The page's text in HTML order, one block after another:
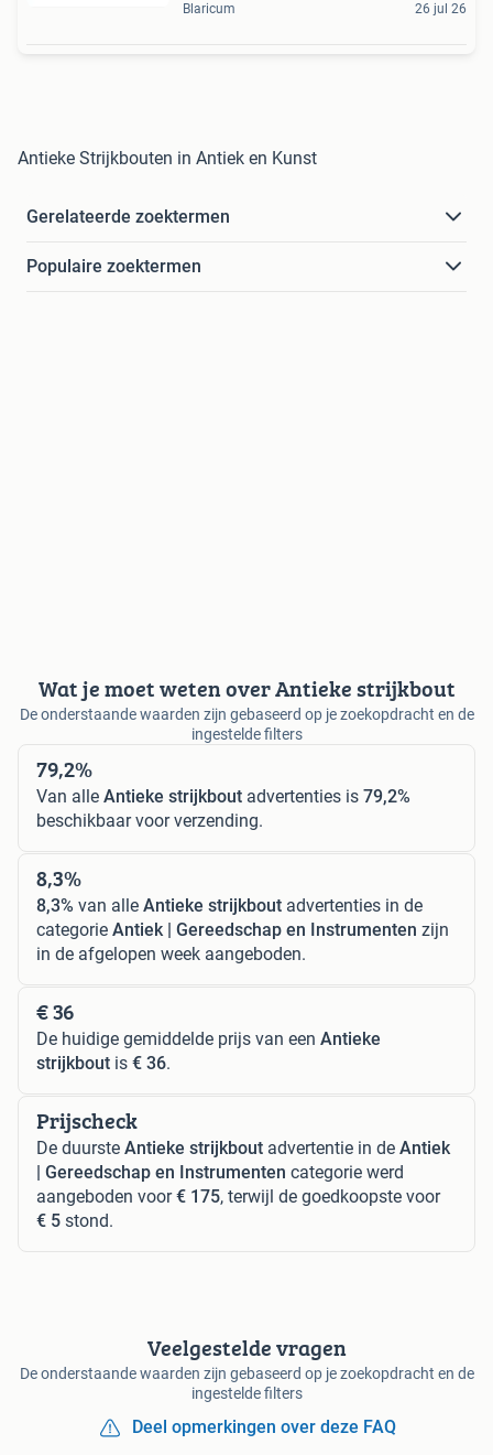
Blaricum 26 jul 26
Antieke Strijkbouten in Antiek en Kunst
Gerelateerde zoektermen
Populaire zoektermen
Wat je moet weten over Antieke strijkbout
De onderstaande waarden zijn gebaseerd op je zoekopdracht en de
ingestelde filters
79,2%
Van alle Antieke strijkbout advertenties is 79,2%
beschikbaar voor verzending.
8,3%
8,3% van alle Antieke strijkbout advertenties in de
categorie Antiek | Gereedschap en Instrumenten zijn
in de afgelopen week aangeboden.
€ 36
De huidige gemiddelde prijs van een Antieke
strijkbout is € 36.
Prijscheck
De duurste Antieke strijkbout advertentie in de Antiek
| Gereedschap en Instrumenten categorie werd
aangeboden voor€ 175, terwijl de goedkoopste voor
€ 5 stond.
Veelgestelde vragen
De onderstaande waarden zijn gebaseerd op je zoekopdracht en de
ingestelde filters
Deel opmerkingen over deze FAQ